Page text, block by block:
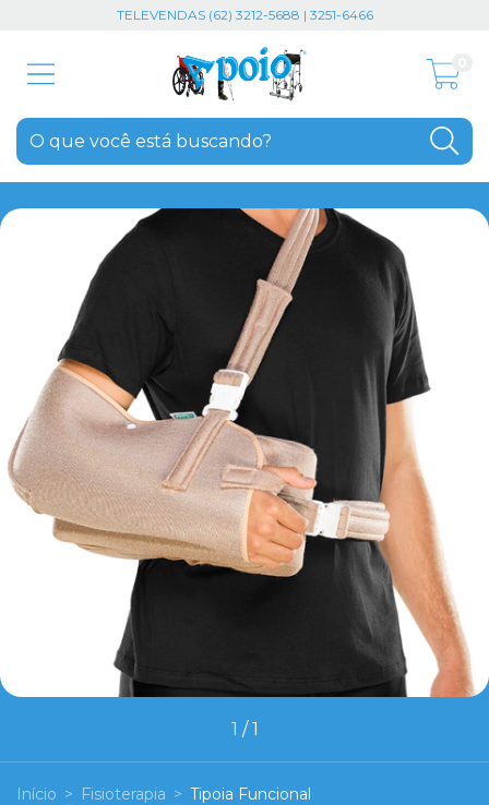
TELEVENDAS (62) 3212-5688 | 3251-6466
1 /1
Início > Fisioterapia > Tipoia Funcional